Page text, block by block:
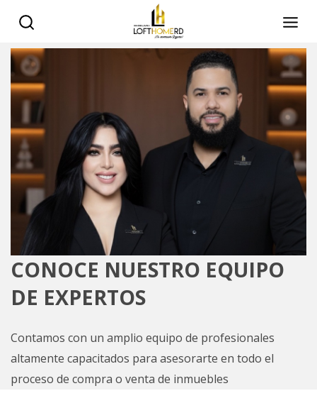
CONOCE NUESTRO EQUIPO
DE EXPERTOS
Contamos con un amplio equipo de profesionales
altamente capacitados para asesorarte en todo el
proceso de compra o venta de inmuebles